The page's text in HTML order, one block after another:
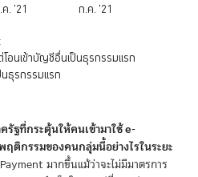
โอนเข้าบัญชีอื่นเป็นธุรกรรมแรก
นธุรกรรมแรก
. '21 ก.ค. '21
รัฐที่กระตุ้นให้คนเข้ามาใช้ e-
ติกรรมของคนกลุ่มนี้อย่างไรในระยะ
มากขึ้นแม้ว่าจะไม่มีมาตรการ